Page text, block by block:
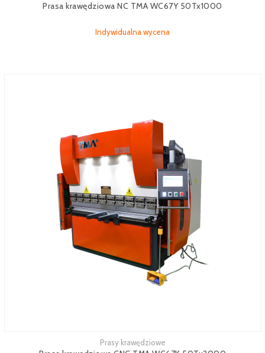
Prasa krawędziowa NC TMA WC67Y 50Tx1000
Indywidualna wycena
Prasy krawędziowe